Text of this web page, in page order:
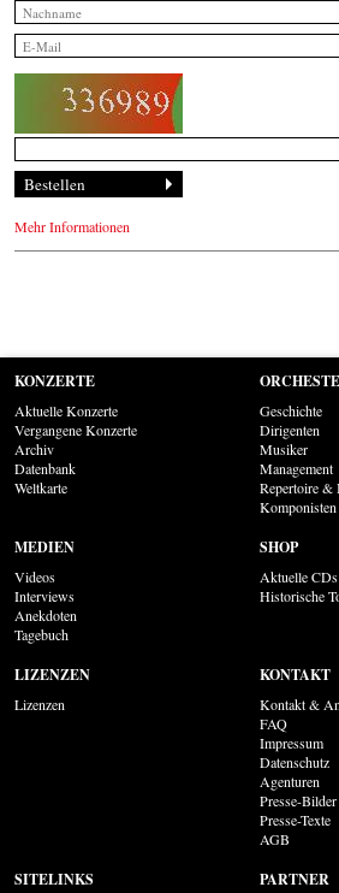
Mehr Informationen
KONZERTE
Aktuelle Konzerte
Vergangene Konzerte
Archiv
Datenbank
Weltkarte
Geschichte
Dirigenten
Musiker
Management
Repertoire &
Komponisten
MEDIEN
Videos
Interviews
Anekdoten
Tagebuch
SHOP
Aktuelle
Historische
LIZENZEN
Lizenzen
KONTAKT
Kontakt &
FAQ
Impressum
Datenschutz
Agenturen
Presse-Bilder
Presse-Texte
AGB
SITELINKS PARTNER